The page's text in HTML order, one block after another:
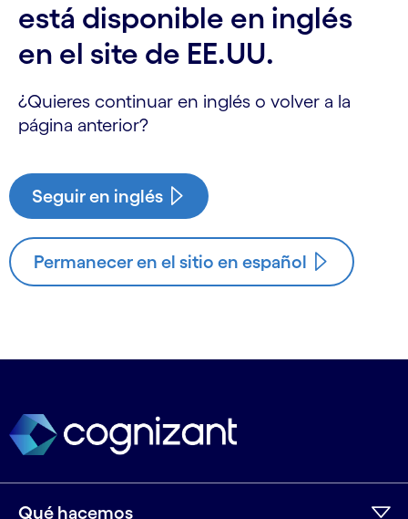
está disponible en inglés
en el site de EE.UU.
¿Quieres continuar en inglés o volver a la
página anterior?
Seguir en inglés
Permanecer en el sitio en español
Qué hacemos